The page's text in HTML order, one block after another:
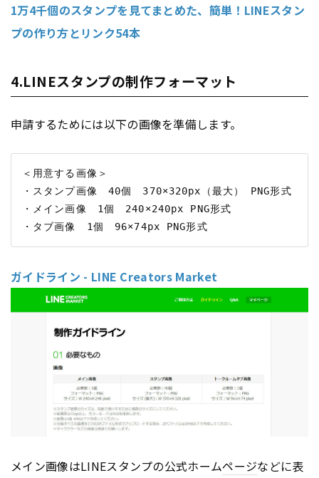
1万4千個のスタンプを見てまとめた、簡単！LINEスタン
プの作り方とリンク54本
4.LINEスタンプの制作フォーマット
申請するためには以下の画像を準備します。
＜用意する画像＞
・スタンプ画像　40個　370×320px（最大） PNG形式
・メイン画像　1個　240×240px PNG形式
ガイドライン - LINE Creators Market
メイン画像はLINEスタンプの公式ホームページなどに表